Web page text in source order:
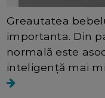
Greautatea
importanta. Din
normală este
inteligență mai